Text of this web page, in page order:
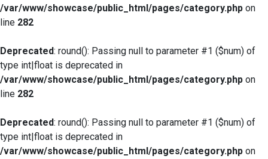
/var/www/showcase/public_html/pages/category.php on
line 282
Deprecated: round(): Passing null to parameter #1 ($num) of
type int|float is deprecated in
/var/www/showcase/public_html/pages/category.php on
line 282
Deprecated: round(): Passing null to parameter #1 ($num) of
type int|float is deprecated in
/var/www/showcase/public_html/pages/category.php on